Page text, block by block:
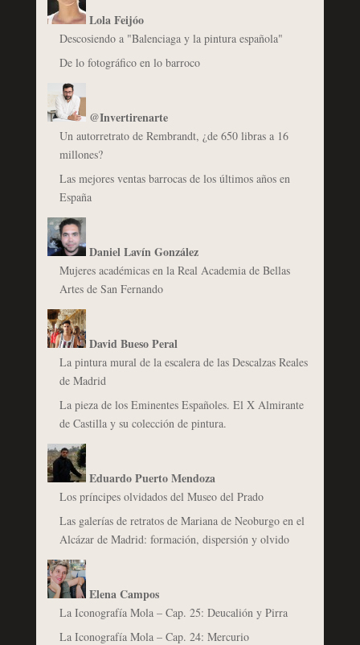
Lola Feijóo
Descosiendo a "Balenciaga y la pintura española"
De lo fotográfico en lo barroco
@Invertirenarte
Un autorretrato de Rembrandt, ¿de 650 libras a 16
millones?
Las mejores ventas barrocas de los últimos años en
España
Daniel Lavín González
Mujeres académicas en la Real Academia de Bellas
Artes de San Fernando
David Bueso Peral
La pintura mural de la escalera de las Descalzas Reales
de Madrid
La pieza de los Eminentes Españoles. El X Almirante
de Castilla y su colección de pintura.
Eduardo Puerto Mendoza
Los príncipes olvidados del Museo del Prado
Las galerías de retratos de Mariana de Neoburgo en el
Alcázar de Madrid: formación, dispersión y olvido
Elena Campos
La Iconografía Mola – Cap. 25: Deucalión y Pirra
La Iconografía Mola – Cap. 24: Mercurio